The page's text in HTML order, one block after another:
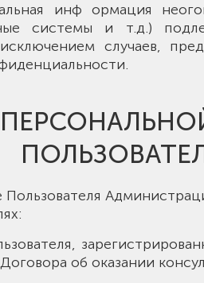
инф ормация
системы и т.д.)
случаев,
об оказании